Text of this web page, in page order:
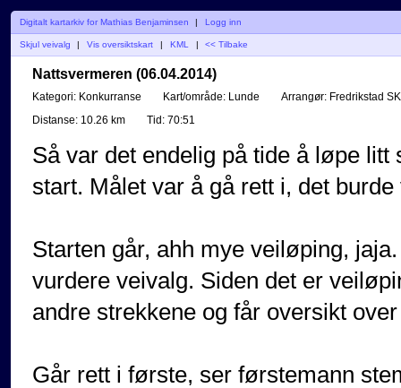
Digitalt kartarkiv for Mathias Benjaminsen | Logg inn
Skjul veivalg Vis oversiktskart KML << Tilbake
Nattsvermeren (06.04.2014)
Kategori: Konkurranse Kart/område: Lunde Arrangør: Fredrikstad SK
Distanse: 10.26 km Tid: 70:51
Så var det endelig på tide å løpe
start. Målet var å gå rett i, det
Starten går, ahh mye veiløping,
vurdere veivalg. Siden det er
andre strekkene og får oversikt
Går rett i første, ser førstemann